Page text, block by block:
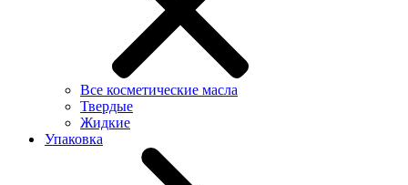
Все косметические масла
Твердые
Жидкие
Упаковка